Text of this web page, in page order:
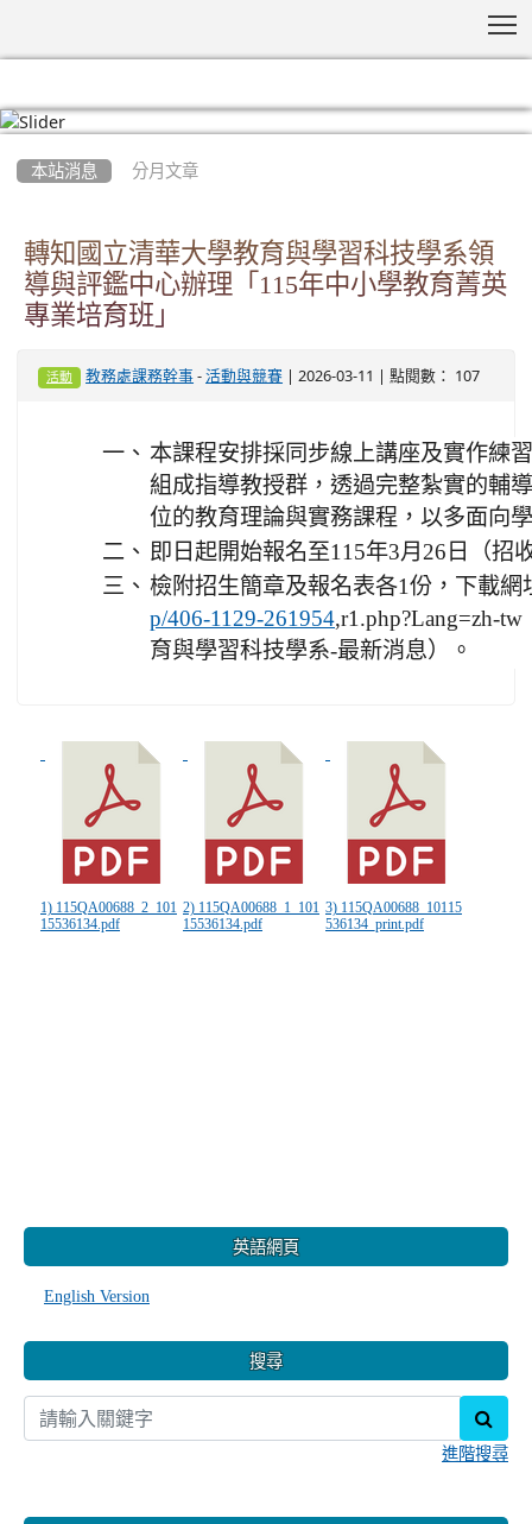
本站消息 分月文章
轉知國立清華大學教育與學習科技學系領
導與評鑑中心辦理「115年中小學教育菁英
專業培育班」
活動 教務處課務幹事 -活動與競賽 | 2026-03-11 | 點閱數： 107
一、 本課程安排採同步線上講座及實作練
組成指導教授群，透過完整紮實的輔
位的教育理論與實務課程，以多面向
二、 即日起開始報名至115年3月26日（招
三、 檢附招生簡章及報名表各1份，下載
p/406-1129-261954,r1.php?Lang=zh-
育與學習科技學系-最新消息）。
1) 115QA00688_2_101
15536134.pdf
2) 115QA00688_1_101
15536134.pdf
3) 115QA00688_10115
536134_print.pdf
英語網頁
English Version
搜尋
進階搜尋